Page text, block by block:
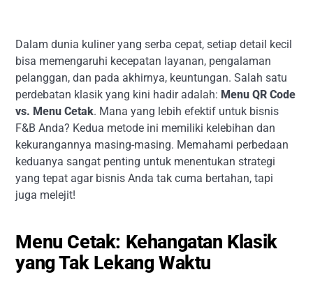
Dalam dunia kuliner yang serba cepat, setiap detail kecil
bisa memengaruhi kecepatan layanan, pengalaman
pelanggan, dan pada akhirnya, keuntungan. Salah satu
perdebatan klasik yang kini hadir adalah: Menu QR Code
vs. Menu Cetak. Mana yang lebih efektif untuk bisnis
F&B Anda? Kedua metode ini memiliki kelebihan dan
kekurangannya masing-masing. Memahami perbedaan
keduanya sangat penting untuk menentukan strategi
yang tepat agar bisnis Anda tak cuma bertahan, tapi
juga melejit!
Menu Cetak: Kehangatan Klasik
yang Tak Lekang Waktu